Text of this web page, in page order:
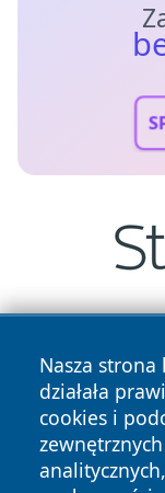
Nasza
działała
cookies i
Copyright © 2026
zastrzeżone.